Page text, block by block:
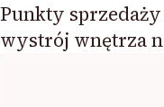
Punkty
wystrój wnętrza